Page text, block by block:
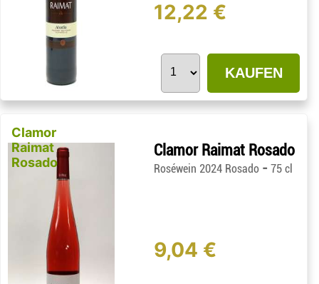
12,22 €
KAUFEN
Clamor
Raimat
Rosado
Clamor Raimat Rosado
Roséwein 2024 Rosado -75 cl
9,04 €